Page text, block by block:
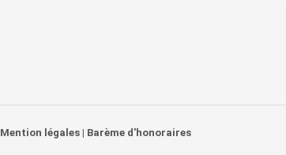
Mention légales | Barème d'honoraires